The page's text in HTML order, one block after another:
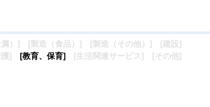
属）] [製造（食品）] [製造（その他）]
[建設]
護] [教育、保育] [生活関連サービス] [その他]